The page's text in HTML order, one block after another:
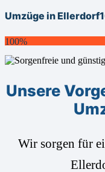
Umzüge in Ellerdorf
100%
Unsere
Wir sorgen für